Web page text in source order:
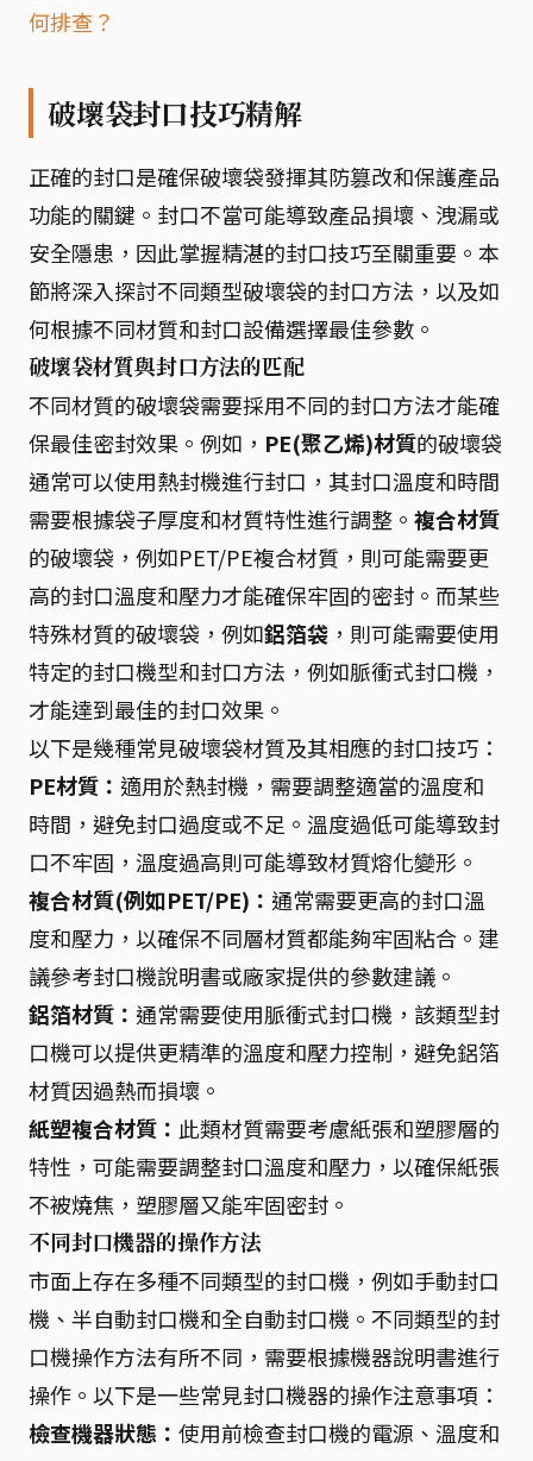
何排查？
破壞袋封口技巧精解
正確的封口是確保破壞袋發揮其防篡改和保護產品
功能的關鍵。封口不當可能導致產品損壞、洩漏或
安全隱患，因此掌握精湛的封口技巧至關重要。本
節將深入探討不同類型破壞袋的封口方法，以及如
何根據不同材質和封口設備選擇最佳參數。
破壞袋材質與封口方法的匹配
不同材質的破壞袋需要採用不同的封口方法才能確
保最佳密封效果。例如， PE(聚乙烯)材質的破壞袋
通常可以使用熱封機進行封口，其封口溫度和時間
需要根據袋子厚度和材質特性進行調整。 複合材質
的破壞袋，例如PET/PE複合材質，則可能需要更
高的封口溫度和壓力才能確保牢固的密封。而某些
特殊材質的破壞袋，例如鋁箔袋 ，則可能需要使用
特定的封口機型和封口方法，例如脈衝式封口機，
才能達到最佳的封口效果。
以下是幾種常見破壞袋材質及其相應的封口技巧：
PE材質： 適用於熱封機，需要調整適當的溫度和
時間，避免封口過度或不足。溫度過低可能導致封
口不牢固，溫度過高則可能導致材質熔化變形。
複合材質(例如PET/PE)： 通常需要更高的封口溫
度和壓力，以確保不同層材質都能夠牢固粘合。建
議參考封口機說明書或廠家提供的參數建議。
鋁箔材質： 通常需要使用脈衝式封口機，該類型封
口機可以提供更精準的溫度和壓力控制，避免鋁箔
材質因過熱而損壞。
紙塑複合材質： 此類材質需要考慮紙張和塑膠層的
特性，可能需要調整封口溫度和壓力，以確保紙張
不被燒焦，塑膠層又能牢固密封。
不同封口機器的操作方法
市面上存在多種不同類型的封口機，例如手動封口
機、半自動封口機和全自動封口機。不同類型的封
口機操作方法有所不同，需要根據機器說明書進行
操作。以下是一些常見封口機器的操作注意事項：
檢查機器狀態： 使用前檢查封口機的電源、溫度和